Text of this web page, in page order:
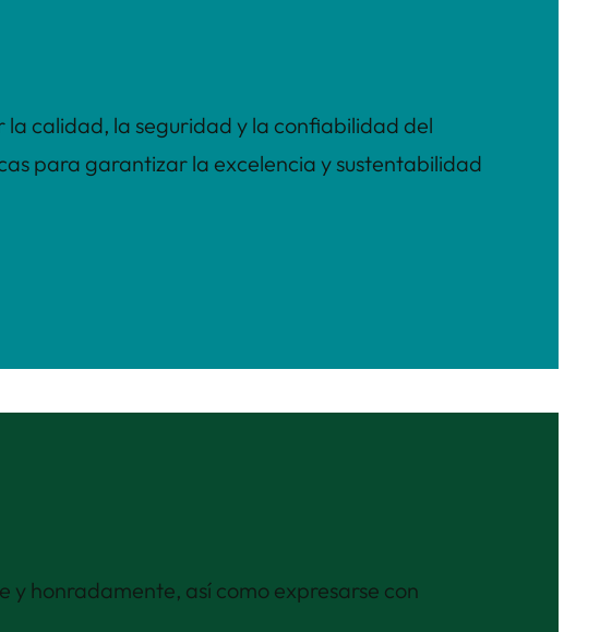
la calidad, la seguridad y la confiabilidad del
para garantizar la excelencia y sustentabilidad
y honradamente, así como expresarse con